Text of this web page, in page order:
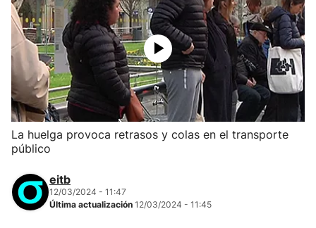
La huelga provoca retrasos y colas en el transporte
público
eitb
12/03/2024 - 11:47
Última actualización 12/03/2024 - 11:45